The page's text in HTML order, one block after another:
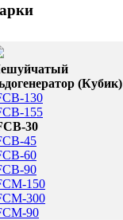
(Кубик)
130
155
30
45
60
90
150
300
90